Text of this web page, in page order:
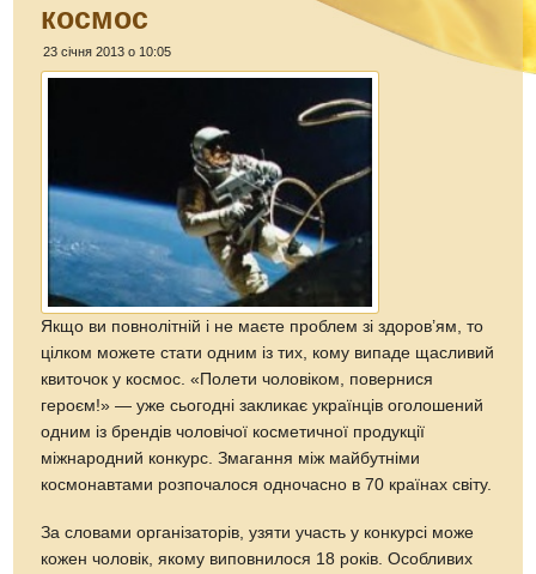
космос
23 січня 2013 о 10:05
Якщо ви повнолітній і не маєте проб­лем зі здоров’ям, то
цілком можете стати одним із тих, кому випаде щасливий
квиточок у космос. «Полети чоловіком, повернися
героєм!» — уже сьогодні закликає українців оголошений
одним із брендів чоловічої косметичної продукції
міжнародний конкурс. Змагання між майбутніми
космонавтами розпочалося одночасно в 70 країнах світу.
За словами організаторів, узяти участь у конкурсі може
кожен чоловік, якому виповнилося 18 років. Особливих